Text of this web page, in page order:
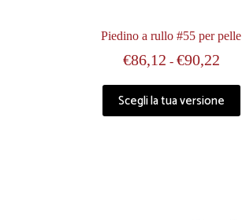
Piedino a rullo #55 per pelle
€86,12 - €90,22
Scegli la tua versione